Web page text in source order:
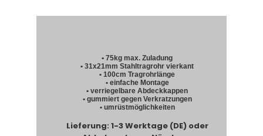
• 75kg max. Zuladung
• 31x21mm Stahltragrohr vierkant
• 100cm Tragrohrlänge
• einfache Montage
• verriegelbare Abdeckkappen
• gummiert gegen Verkratzungen
• umrüstmöglichkeiten
Lieferung: 1-3 Werktage (DE) oder